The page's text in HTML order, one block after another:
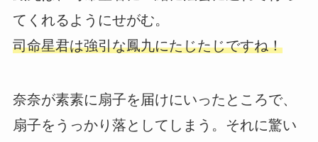
てくれるようにせがむ。
司命星君は強引な鳳九にたじたじですね！
奈奈が素素に扇子を届けにいったところで、
扇子をうっかり落としてしまう。それに驚い